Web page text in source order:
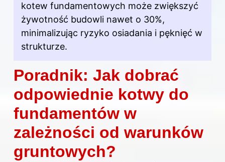
kotew fundamentowych może zwiększyć
żywotność budowli nawet o 30%,
minimalizując ryzyko osiadania i pęknięć w
strukturze.
Poradnik: Jak dobrać
odpowiednie kotwy do
fundamentów w
zależności od warunków
gruntowych?